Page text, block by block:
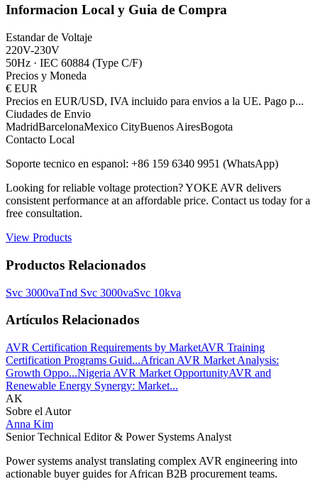
Informacion Local y Guia de Compra
Estandar de Voltaje
220V-230V
50Hz · IEC 60884 (Type C/F)
Precios y Moneda
€ EUR
Precios en EUR/USD, IVA incluido para envios a la UE. Pago p...
Ciudades de Envio
MadridBarcelonaMexico CityBuenos AiresBogota
Contacto Local
Soporte tecnico en espanol: +86 159 6340 9951 (WhatsApp)
Looking for reliable voltage protection? YOKE AVR delivers
consistent performance at an affordable price. Contact us today for a
free consultation.
View Products
Productos Relacionados
Svc 3000vaTnd Svc 3000vaSvc 10kva
Artículos Relacionados
AVR Certification Requirements by MarketAVR Training
Certification Programs Guid...African AVR Market Analysis:
Growth Oppo...Nigeria AVR Market OpportunityAVR and
Renewable Energy Synergy: Market...
AK
Sobre el Autor
Anna Kim
Senior Technical Editor & Power Systems Analyst
Power systems analyst translating complex AVR engineering into
actionable buyer guides for African B2B procurement teams.